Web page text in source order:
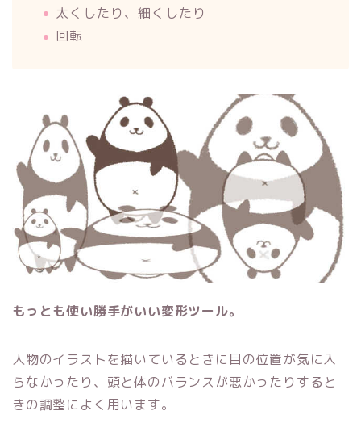
太くしたり、細くしたり
回転
もっとも使い勝手がいい変形ツール。
人物のイラストを描いているときに目の位置が気に入
らなかったり、頭と体のバランスが悪かったりすると
きの調整によく用います。